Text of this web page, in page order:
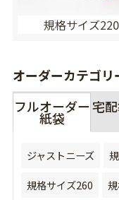
規格サイズ220
オーダーカテゴ
フルオーダー
紙袋
宅
ジャストニーズ
規格サイズ260